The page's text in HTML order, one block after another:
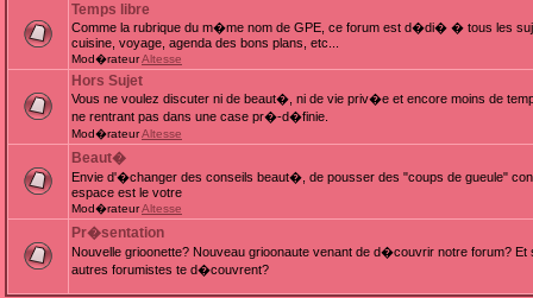
Temps libre
Comme la rubrique du m�me nom de GPE, ce forum est d�di� � tous les
cuisine, voyage, agenda des bons plans, etc...
Mod�rateurAltesse
Hors Sujet
Vous ne voulez discuter ni de beaut�, ni de vie priv�e et encore moins de
ne rentrant pas dans une case pr�-d�finie.
Mod�rateurAltesse
Beaut�
Envie d'�changer des conseils beaut�, de pousser des "coups de gueule"
espace est le votre
Mod�rateurAltesse
Pr�sentation
Nouvelle grioonette? Nouveau grioonaute venant de d�couvrir notre forum?
autres forumistes te d�couvrent?